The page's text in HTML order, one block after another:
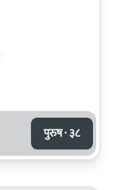
पुरुष · ३८